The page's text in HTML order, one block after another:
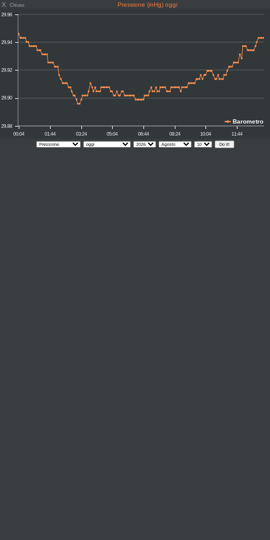
X Chiuso Pressione (inHg) oggi